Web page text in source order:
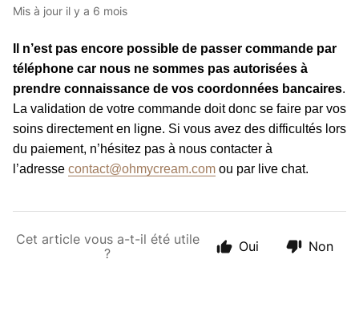
Mis à jour il y a 6 mois
Il n’est pas encore possible de passer commande par
téléphone car nous ne sommes pas autorisées à
prendre connaissance de vos coordonnées bancaires.
La validation de votre commande doit donc se faire par vos
soins directement en ligne. Si vous avez des difficultés lors
du paiement, n’hésitez pas à nous contacter à
l’adresse contact@ohmycream.com ou par live chat.
Cet article vous a-t-il été utile
?
Oui Non